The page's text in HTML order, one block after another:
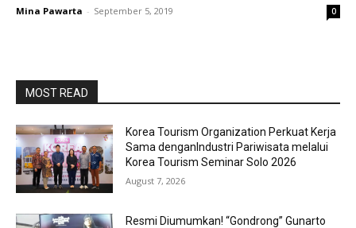
Mina Pawarta - September 5, 2019 0
MOST READ
Korea Tourism Organization Perkuat Kerja
Sama denganIndustri Pariwisata melalui
Korea Tourism Seminar Solo 2026
August 7, 2026
Resmi Diumumkan! “Gondrong” Gunarto